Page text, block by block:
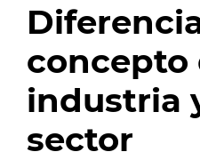
concepto
industria
sector